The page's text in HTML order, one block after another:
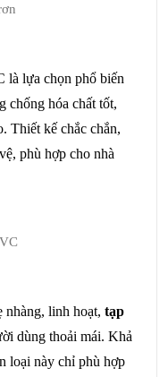
là lựa chọn phổ biến
chống hóa chất tốt,
Thiết kế chắc chắn,
phù hợp cho nhà
nhàng, linh hoạt, tạp
dùng thoải mái. Khả
loại này chỉ phù hợp